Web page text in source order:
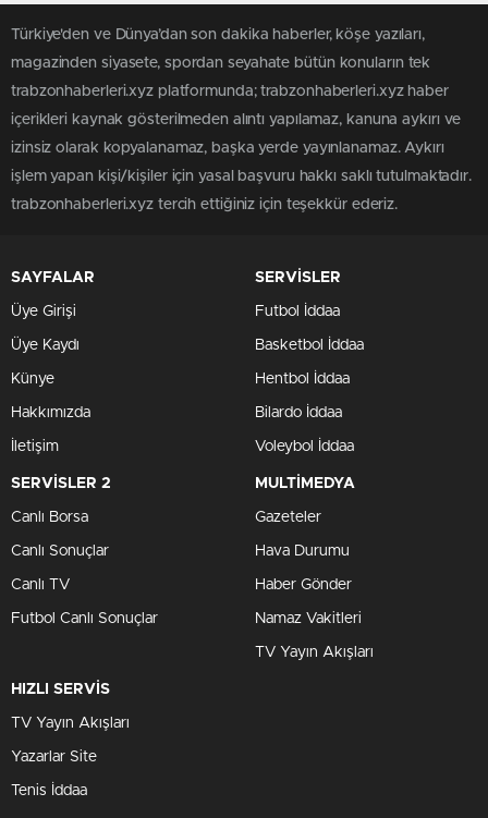
Türkiye'den ve Dünya’dan son dakika haberler, köşe yazıları,
magazinden siyasete, spordan seyahate bütün konuların tek
trabzonhaberleri.xyz platformunda; trabzonhaberleri.xyz haber
içerikleri kaynak gösterilmeden alıntı yapılamaz, kanuna aykırı ve
izinsiz olarak kopyalanamaz, başka yerde yayınlanamaz. Aykırı
işlem yapan kişi/kişiler için yasal başvuru hakkı saklı tutulmaktadır.
trabzonhaberleri.xyz tercih ettiğiniz için teşekkür ederiz.
SAYFALAR
Üye Girişi
Üye Kaydı
Künye
Hakkımızda
İletişim
SERVİSLER
Futbol İddaa
Basketbol İddaa
Hentbol İddaa
Bilardo İddaa
Voleybol İddaa
SERVİSLER 2
Canlı Borsa
Canlı Sonuçlar
Canlı TV
Futbol Canlı Sonuçlar
MULTİMEDYA
Gazeteler
Hava Durumu
Haber Gönder
Namaz Vakitleri
TV Yayın Akışları
HIZLI SERVİS
TV Yayın Akışları
Yazarlar Site
Tenis İddaa